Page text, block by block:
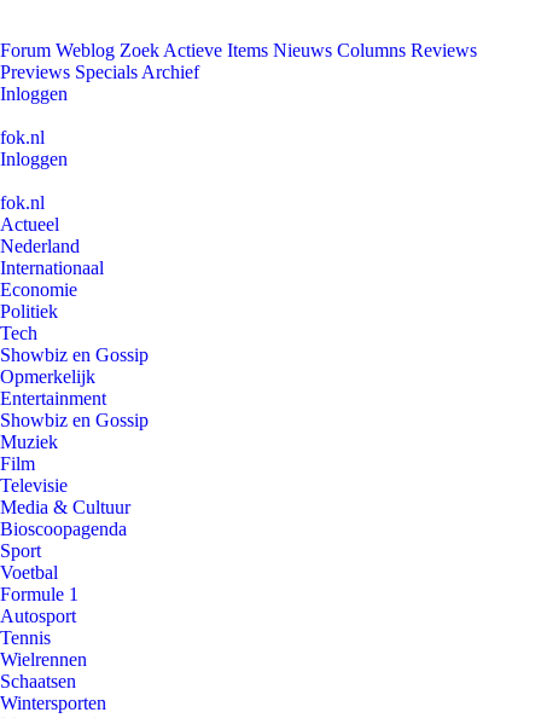
Forum Weblog Zoek Actieve Items Nieuws Columns Reviews
Previews Specials Archief
Inloggen
fok.nl
Inloggen
fok.nl
Actueel
Nederland
Internationaal
Economie
Politiek
Tech
Showbiz en Gossip
Opmerkelijk
Entertainment
Showbiz en Gossip
Muziek
Film
Televisie
Media & Cultuur
Bioscoopagenda
Sport
Voetbal
Formule 1
Autosport
Tennis
Wielrennen
Schaatsen
Wintersporten